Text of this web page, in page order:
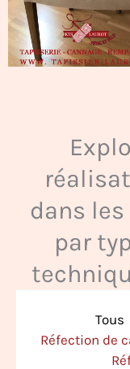
dans les
par
Tous
Réfection de